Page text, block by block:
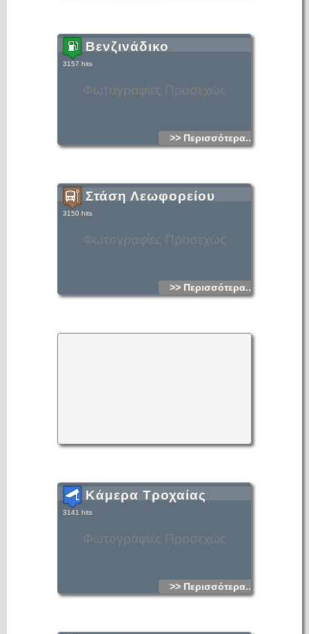
Φωτογραφίες Προσεχώς
Βενζινάδικο
3157 hits
>> Περισσότερα...
Φωτογραφίες Προσεχώς
Στάση Λεωφορείου
3150 hits
>> Περισσότερα...
Φωτογραφίες Προσεχώς
Κάμερα Τροχαίας
3141 hits
>> Περισσότερα...